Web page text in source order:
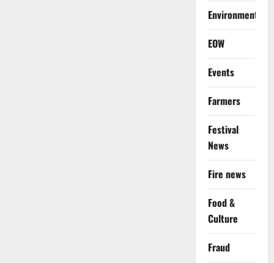
Environment
EOW
Events
Farmers
Festival
News
Fire news
Food &
Culture
Fraud